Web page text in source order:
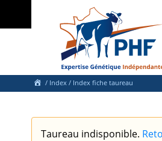
/ Index / Index fiche taureau
Taureau indisponible.